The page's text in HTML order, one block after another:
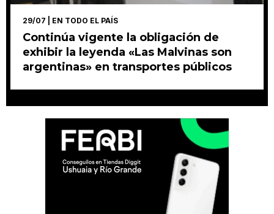
29/07 | EN TODO EL PAÍS
Continúa vigente la obligación de
exhibir la leyenda «Las Malvinas son
argentinas» en transportes públicos